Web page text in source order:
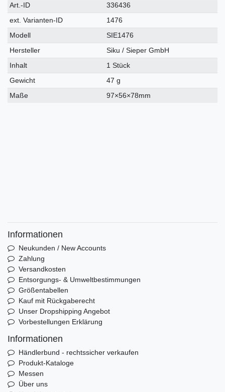
Technisches
Merkmal
Wert
Art.-ID
336436
ext. Varianten-ID
1476
Modell
SIE1476
Hersteller
Siku / Sieper GmbH
Inhalt
1 Stück
Gewicht
47 g
Maße
97×56×78mm
Informationen
Neukunden / New Accounts
Zahlung
Versandkosten
Entsorgungs- & Umweltbestimmungen
Größentabellen
Kauf mit Rückgaberecht
Unser Dropshipping Angebot
Vorbestellungen Erklärung
Informationen
Händlerbund - rechtssicher verkaufen
Produkt-Kataloge
Messen
Über uns